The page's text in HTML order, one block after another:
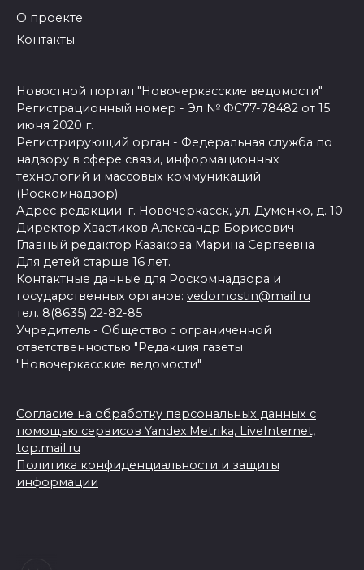
О проекте
Контакты
Новостной портал "Новочеркасские ведомости"
Регистрационный номер - Эл № ФС77-78482 от 15
июня 2020 г.
Регистрирующий орган - Федеральная служба по
надзору в сфере связи, информационных
технологий и массовых коммуникаций
(Роскомнадзор)
Адрес редакции: г. Новочеркасск, ул. Думенко, д. 10
Директор Хвастиков Александр Борисович
Главный редактор Казакова Марина Сергеевна
Для детей старше 16 лет.
Контактные данные для Роскомнадзора и
государственных органов: vedomostin@mail.ru
тел. 8(8635) 22-82-85
Учредитель - Общество с ограниченной
ответственностью "Редакция газеты
"Новочеркасские ведомости"
Согласие на обработку персональных данных с
помощью сервисов Yandex.Metrika, LiveInternet,
top.mail.ru
Политика конфиденциальности и защиты
информации